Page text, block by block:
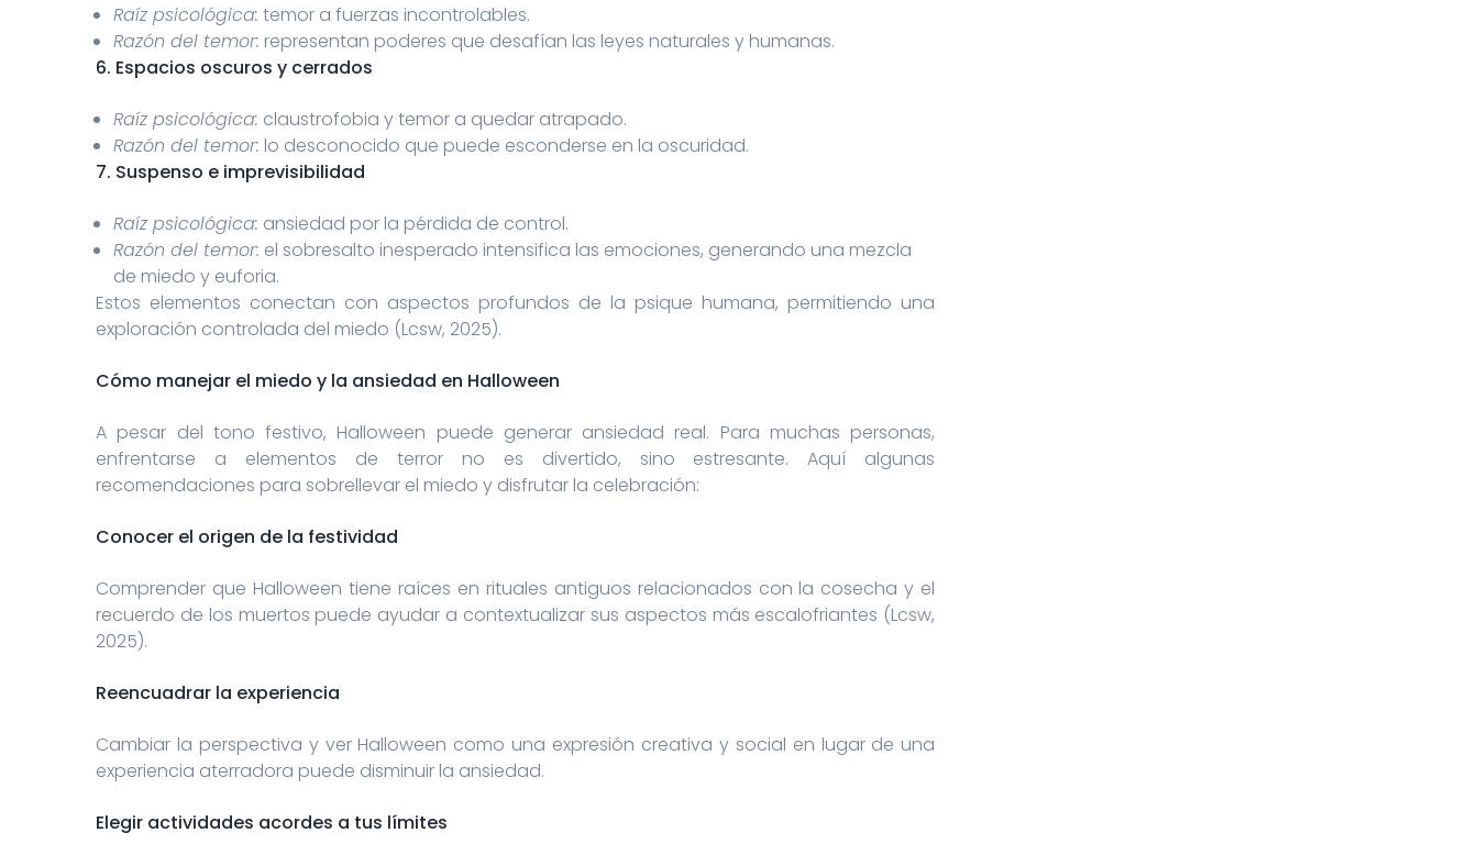
Raíz psicológica: temor a fuerzas incontrolables.
Razón del temor: representan poderes que desafían las leyes naturales y humanas.
6. Espacios oscuros y cerrados
Raíz psicológica: claustrofobia y temor a quedar atrapado.
Razón del temor: lo desconocido que puede esconderse en la oscuridad.
7. Suspenso e imprevisibilidad
Raíz psicológica: ansiedad por la pérdida de control.
Razón del temor: el sobresalto inesperado intensifica las emociones, generando una mezcla
de miedo y euforia.
Estos elementos conectan con aspectos profundos de la psique humana, permitiendo una
exploración controlada del miedo (Lcsw, 2025).
Cómo manejar el miedo y la ansiedad en Halloween
A pesar del tono festivo, Halloween puede generar ansiedad real. Para muchas personas,
enfrentarse a elementos de terror no es divertido, sino estresante. Aquí algunas
recomendaciones para sobrellevar el miedo y disfrutar la celebración:
Conocer el origen de la festividad
Comprender que Halloween tiene raíces en rituales antiguos relacionados con la cosecha y el
recuerdo de los muertos puede ayudar a contextualizar sus aspectos más escalofriantes (Lcsw,
2025).
Reencuadrar la experiencia
Cambiar la perspectiva y ver Halloween como una expresión creativa y social en lugar de una
experiencia aterradora puede disminuir la ansiedad.
Elegir actividades acordes a tus límites